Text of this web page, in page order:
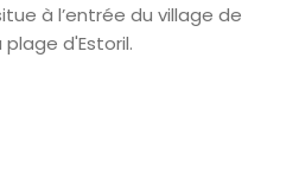
à l’entrée du village de
plage d'Estoril.